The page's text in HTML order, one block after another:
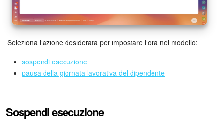
Knowledge base
Firma elettronica
Firma elettronica per HR
Flussi di lavoro
Seleziona l'azione desiderata per impostare l'ora nel modello:
sospendi esecuzione
pausa della giornata lavorativa del dipendente
Sospendi esecuzione